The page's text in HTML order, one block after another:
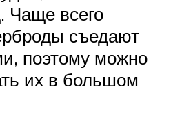
Чаще всего
съедают
поэтому можно
их в большом